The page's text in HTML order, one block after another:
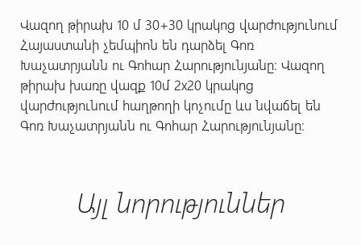
Վազող թիրախ 10 մ 30+30 կրակոց վարժությունում
Հայաստանի չեմպիոն են դարձել Գոռ
Խաչատրյանն ու Գոհար Հարությունյանը։ Վազող
թիրախ խառը վազք 10մ 2x20 կրակոց
վարժությունում հաղթողի կոչումը ևս նվաճել են
Գոռ Խաչատրյանն ու Գոհար Հարությունյանը։
Այլ նորություններ